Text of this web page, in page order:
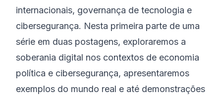
internacionais, governança de tecnologia e
cibersegurança. Nesta primeira parte de uma
série em duas postagens, exploraremos a
soberania digital nos contextos de economia
política e cibersegurança, apresentaremos
exemplos do mundo real e até demonstrações